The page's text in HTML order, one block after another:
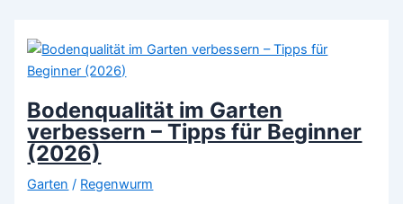
die
Umwelt?
Pro
&
Contra
(Guide
2026)
Bodenqualität im Garten
verbessern – Tipps für Beginner
(2026)
Garten / Regenwurm